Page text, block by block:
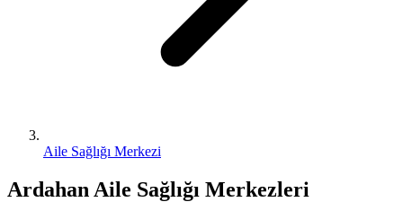
Aile Sağlığı Merkezi
Ardahan Aile Sağlığı Merkezleri